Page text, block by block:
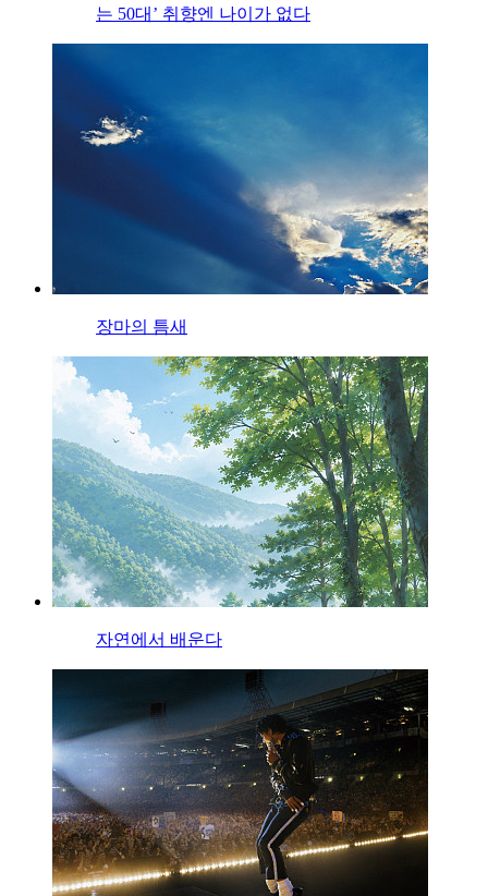
는 50대’ 취향엔 나이가 없다
장마의 틈새
자연에서 배운다